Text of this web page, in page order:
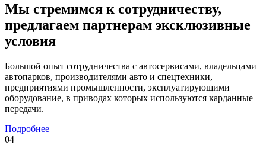
Мы стремимся к сотрудничеству,
предлагаем партнерам эксклюзивные
условия
Большой опыт сотрудничества с автосервисами, владельцами
автопарков, производителями авто и спецтехники,
предприятиями промышленности, эксплуатирующими
оборудование, в приводах которых используются карданные
передачи.
Подробнее
04